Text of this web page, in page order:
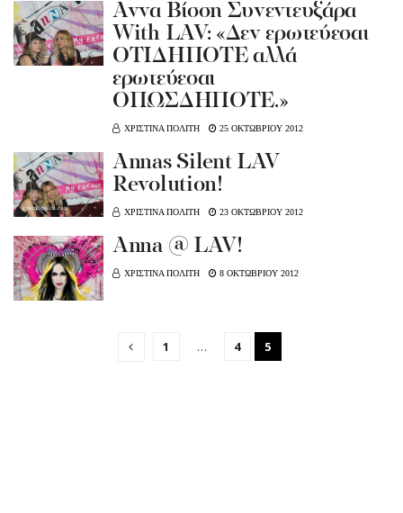
Αννα Βίσση Συνεντευξάρα
With LAV: «Δεν ερωτεύεσαι
ΟΤΙΔΗΠΟΤΕ αλλά
ερωτεύεσαι
ΟΠΩΣΔΗΠΟΤΕ.»
ΧΡΙΣΤΙΝΑ ΠΟΛΙΤΗ 25 ΟΚΤΩΒΡΙΟΥ 2012
Annas Silent LAV
Revolution!
ΧΡΙΣΤΙΝΑ ΠΟΛΙΤΗ 23 ΟΚΤΩΒΡΙΟΥ 2012
Anna @ LAV!
ΧΡΙΣΤΙΝΑ ΠΟΛΙΤΗ 8 ΟΚΤΩΒΡΙΟΥ 2012
1 … 4 5